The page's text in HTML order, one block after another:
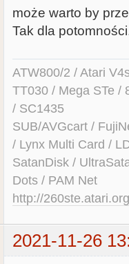
może warto by
Tak dla
ATW800/2 / Atari
TT030 / Mega STe /
/ SC1435
SUB/AVGcart /
/ Lynx Multi Card /
SatanDisk /
Dots / PAM Net
http://260ste.atari.org
2021-11-26